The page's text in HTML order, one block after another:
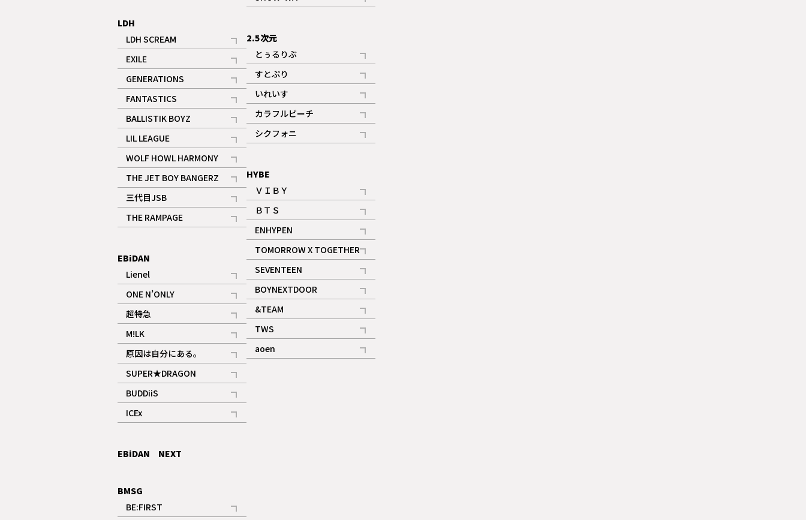
LDH
LDH SCREAM
記事
EXILE
記事
GENERATIONS
記事
FANTASTICS
記事
BALLISTIK BOYZ
記事
LIL LEAGUE
記事
WOLF HOWL HARMONY
記事
THE JET BOY BANGERZ
記事
三代目JSB
記事
THE RAMPAGE
記事
EBiDAN
Lienel
記事
ONE N’ONLY
記事
超特急
記事
ギャラリー
M!LK
記事
原因は自分にある。
記事
SUPER★DRAGON
記事
BUDDiiS
記事
ICEx
記事
EBiDAN NEXT
BMSG
BE:FIRST
記事
2.5次元
とぅるりぶ
記事
すとぷり
記事
ギャラリー
いれいす
記事
ギャラリー
カラフルピーチ
記事
シクフォニ
記事
HYBE
ＶＩＢＹ
記事
ＢＴＳ
記事
ENHYPEN
記事
TOMORROW X TOGETHER
記事
ギャラリー
SEVENTEEN
記事
BOYNEXTDOOR
記事
&TEAM
記事
ギャラリー
TWS
記事
aoen
記事